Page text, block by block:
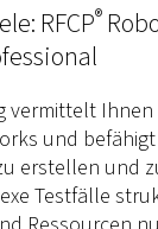
RFCP®
vermittelt
und
erstellen und
Testfälle